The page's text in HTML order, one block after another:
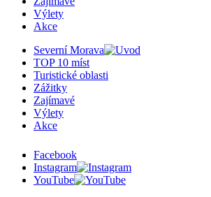
Výlety
Akce
Severní Morava
TOP 10 míst
Turistické oblasti
Zážitky
Zajímavé
Výlety
Akce
Facebook
Instagram
YouTube